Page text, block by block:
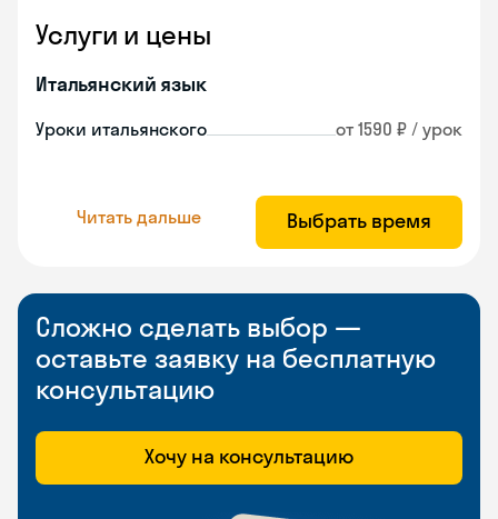
Услуги и цены
Итальянский язык
Уроки итальянского от 1590 ₽ / урок
Читать дальше Выбрать время
Сложно сделать выбор —
оставьте заявку на бесплатную
консультацию
Хочу на консультацию